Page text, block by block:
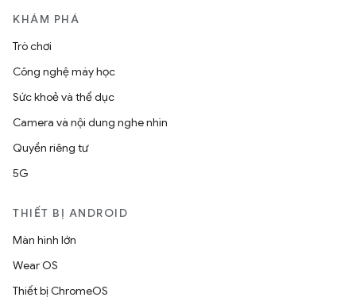
KHÁM PHÁ
Trò chơi
Công nghệ máy học
Sức khoẻ và thể dục
Camera và nội dung nghe nhìn
Quyền riêng tư
5G
THIẾT BỊ ANDROID
Màn hình lớn
Wear OS
Thiết bị ChromeOS